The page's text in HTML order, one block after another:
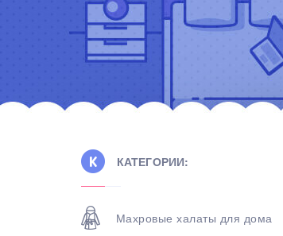
КАТЕГОРИИ:
Махровые халаты для дома